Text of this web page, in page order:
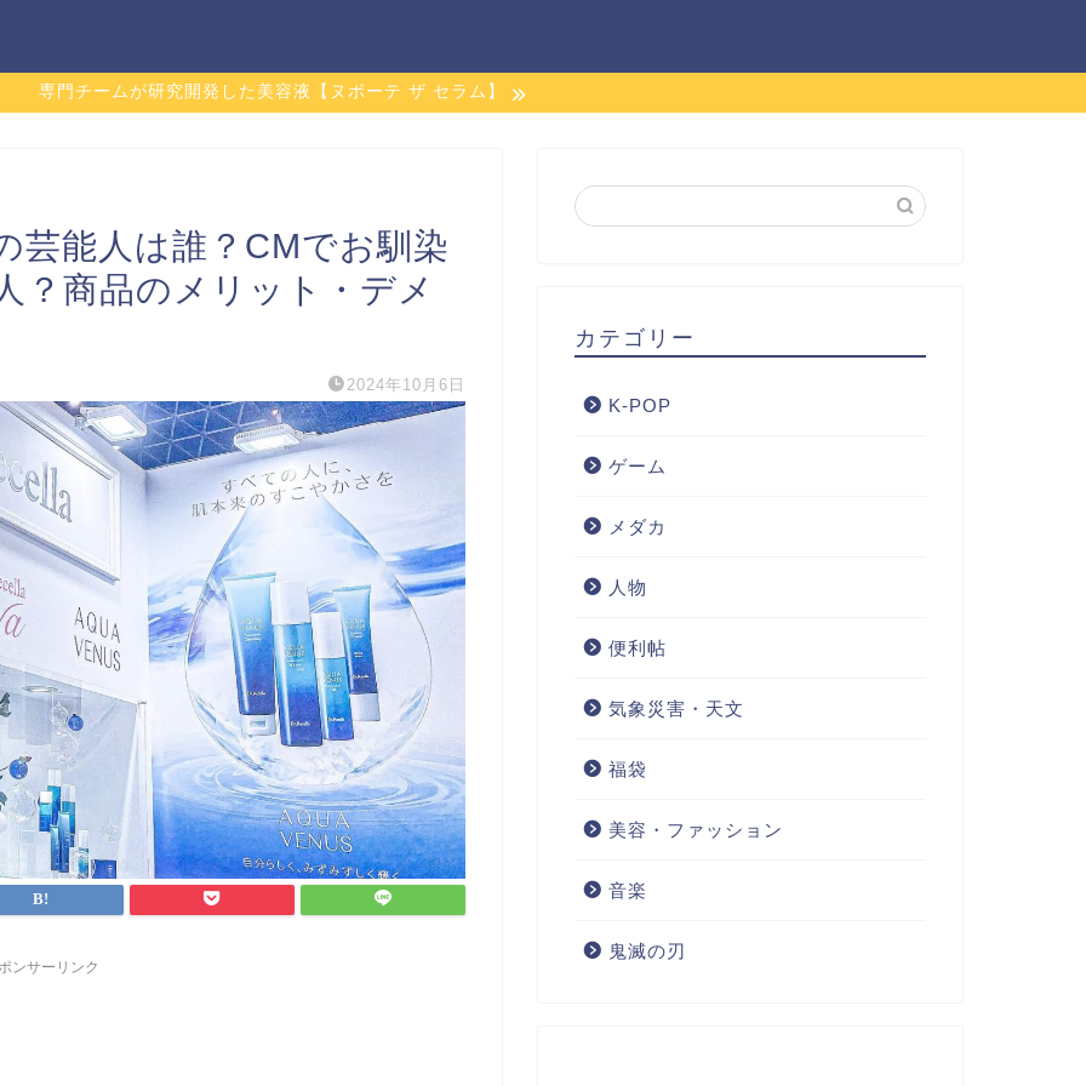
専門チームが研究開発した美容液【ヌボーテ ザ セラム】
芸能人は誰？CMでお馴染
？商品のメリット・デメ
2024年10月6日
ンサーリンク
カテゴリー
K-POP
ゲーム
メダカ
人物
便利帖
気象災害・天文
福袋
美容・ファッション
音楽
鬼滅の刃